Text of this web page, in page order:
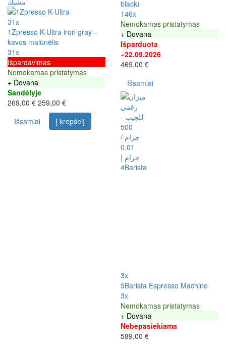
31x
1Zpresso K-Ultra iron gray –
kavos malūnėlis
31x
Išpardavimas
Nemokamas pristatymas
+ Dovana
Sandėlyje
269,00 € 259,00 €
Išsamiai
Į krepšelį
black)
146x
Nemokamas pristatymas
+ Dovana
Išparduota
~22.09.2026
469,00 €
Išsamiai
3x
9Barista Espresso Machine
3x
Nemokamas pristatymas
+ Dovana
Nebepasiekiama
589,00 €